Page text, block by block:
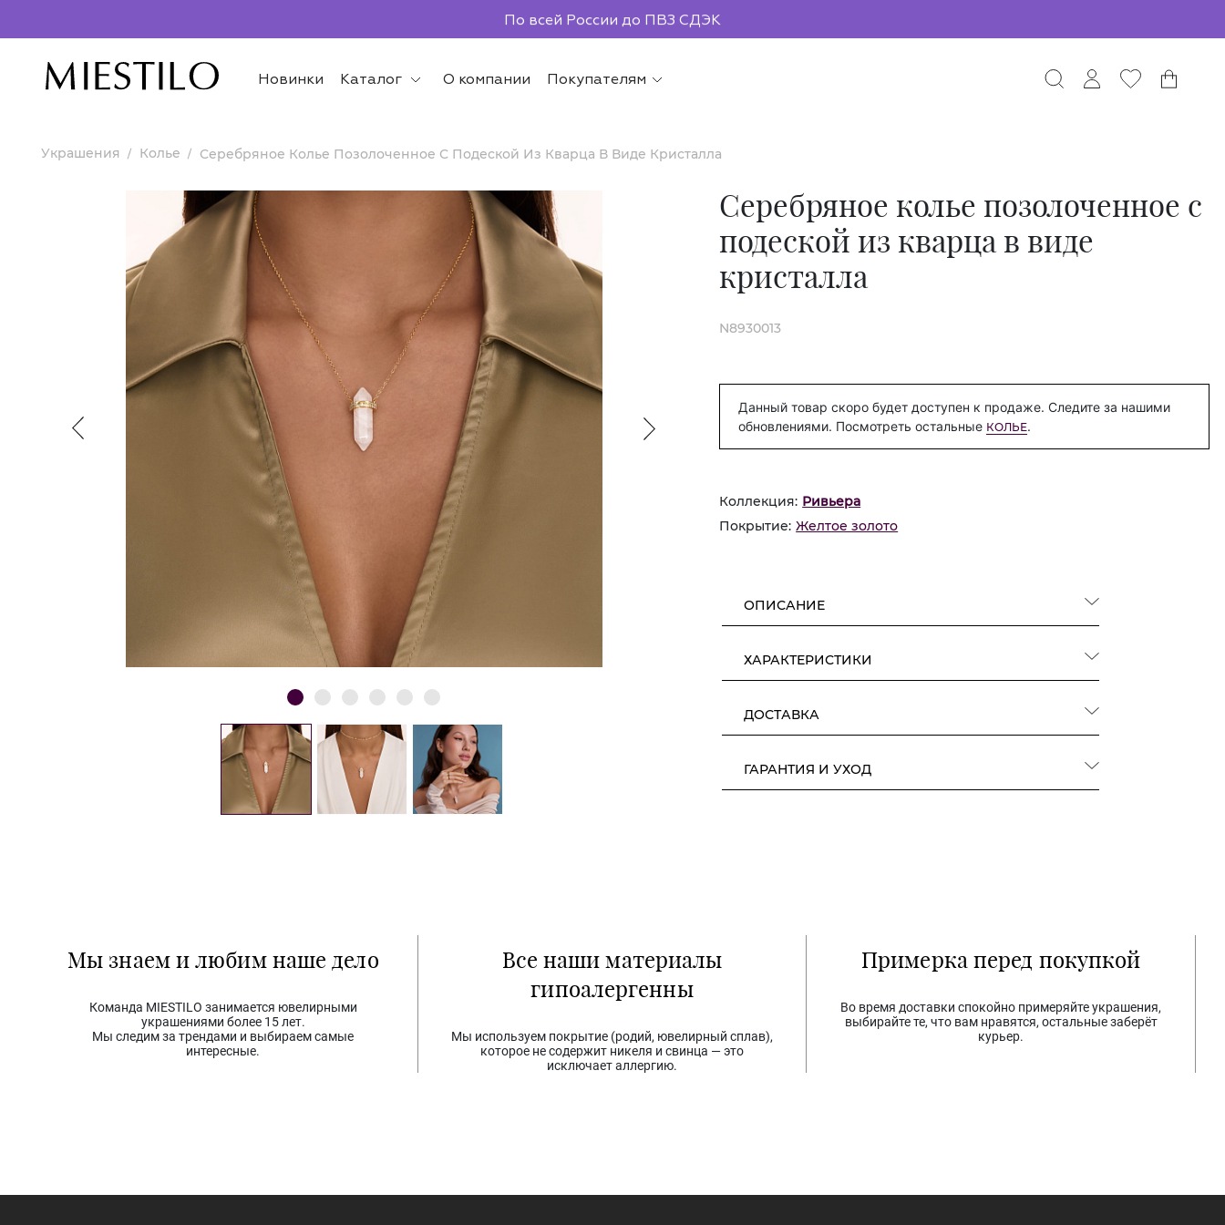
По всей России до ПВЗ СДЭК
Новинки Каталог О компании Покупателям
Украшения Колье Серебряное Колье Позолоченное С Подеской Из Кварца В Виде Кристалла
Серебряное колье позолоченное с
подеской из кварца в виде
кристалла
N8930013
Данный товар скоро будет доступен к продаже. Следите за нашими
обновлениями. Посмотреть остальные КОЛЬЕ.
Коллекция: Ривьера
Покрытие: Желтое золото
ОПИСАНИЕ
ХАРАКТЕРИСТИКИ
ДОСТАВКА
ГАРАНТИЯ И УХОД
Мы знаем и любим наше дело
Команда MIESTILO занимается ювелирными
украшениями более 15 лет.
Мы следим за трендами и выбираем самые
интересные.
Все наши материалы
гипоалергенны
Мы используем покрытие (родий, ювелирный сплав),
которое не содержит никеля и свинца — это
исключает аллергию.
Примерка перед покупкой
Во время доставки спокойно примеряйте украшения,
выбирайте те, что вам нравятся, остальные заберёт
курьер.